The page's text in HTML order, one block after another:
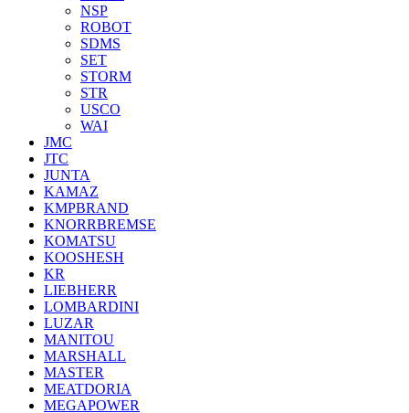
NSP
ROBOT
SDMS
SET
STORM
STR
USCO
WAI
JMC
JTC
JUNTA
KAMAZ
KMPBRAND
KNORRBREMSE
KOMATSU
KOOSHESH
KR
LIEBHERR
LOMBARDINI
LUZAR
MANITOU
MARSHALL
MASTER
MEATDORIA
MEGAPOWER